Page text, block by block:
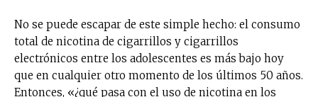
No se puede escapar de este simple hecho: el consumo
total de nicotina de cigarrillos y cigarrillos
electrónicos entre los adolescentes es más bajo hoy
que en cualquier otro momento de los últimos 50 años.
Entonces, «¿qué pasa con el uso de nicotina en los